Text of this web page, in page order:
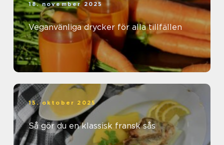
18. november 2025
Veganvänliga drycker för alla tillfällen
15. oktober 2025
Så gör du en klassisk fransk sås